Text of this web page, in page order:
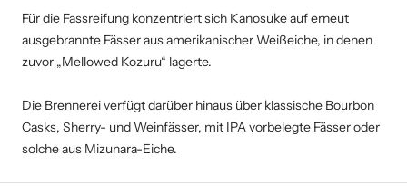
Für die Fassreifung konzentriert sich Kanosuke auf erneut
ausgebrannte Fässer aus amerikanischer Weißeiche, in denen
zuvor „Mellowed Kozuru“ lagerte.
Die Brennerei verfügt darüber hinaus über klassische Bourbon
Casks, Sherry- und Weinfässer, mit IPA vorbelegte Fässer oder
solche aus Mizunara-Eiche.